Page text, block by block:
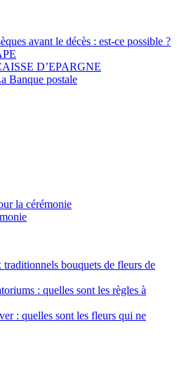
avant le décès : est-ce possible ?
D’EPARGNE
Banque postale
la cérémonie
bouquets de fleurs de
: quelles sont les règles à
: quelles sont les fleurs qui ne